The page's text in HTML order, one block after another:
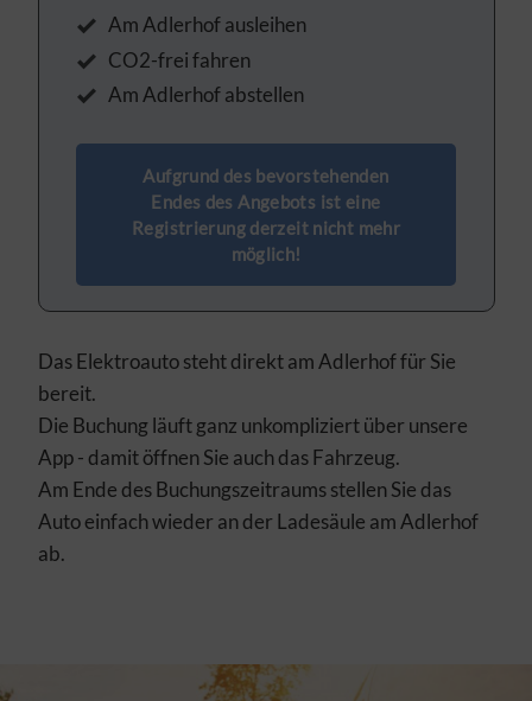
Am Adlerhof ausleihen
CO2-frei fahren
Am Adlerhof abstellen
Aufgrund des bevorstehenden
Endes des Angebots ist eine
Registrierung derzeit nicht mehr
möglich!
Das Elektroauto steht direkt am Adlerhof für Sie
bereit.
Die Buchung läuft ganz unkompliziert über unsere
App - damit öffnen Sie auch das Fahrzeug.
Am Ende des Buchungszeitraums stellen Sie das
Auto einfach wieder an der Ladesäule am Adlerhof
ab.